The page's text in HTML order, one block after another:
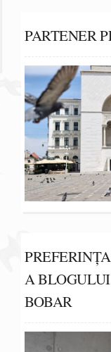
PARTENER
A
BOBAR